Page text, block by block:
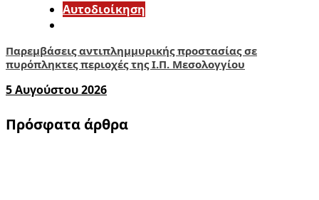
Αυτοδιοίκηση
Παρεμβάσεις αντιπλημμυρικής προστασίας σε
πυρόπληκτες περιοχές της Ι.Π. Μεσολογγίου
5 Αυγούστου 2026
Πρόσφατα άρθρα